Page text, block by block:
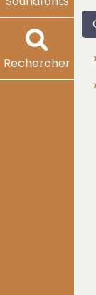
Rechercher